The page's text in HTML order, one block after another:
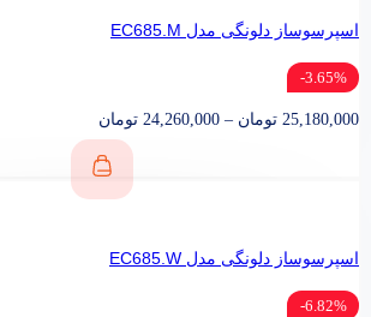
اسپرسوساز دلونگی مدل EC685.M
3.65%-
25,180,000 تومان –
24,260,000 تومان
اسپرسوساز دلونگی مدل EC685.W
6.82%-